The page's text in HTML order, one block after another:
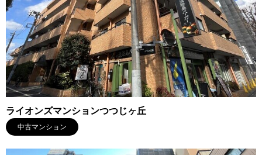
ライオンズマンションつつじヶ丘
中古マンション